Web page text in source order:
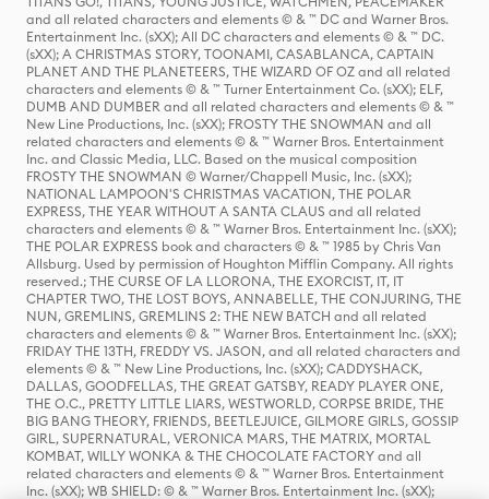
and all related characters and elements © & ™ DC and Warner Bros.
Entertainment Inc. (sXX); All DC characters and elements © & ™ DC.
(sXX); A CHRISTMAS STORY, TOONAMI, CASABLANCA, CAPTAIN
PLANET AND THE PLANETEERS, THE WIZARD OF OZ and all related
characters and elements © & ™ Turner Entertainment Co. (sXX); ELF,
DUMB AND DUMBER and all related characters and elements © & ™
New Line Productions, Inc. (sXX); FROSTY THE SNOWMAN and all
related characters and elements © & ™ Warner Bros. Entertainment
Inc. and Classic Media, LLC. Based on the musical composition
FROSTY THE SNOWMAN © Warner/Chappell Music, Inc. (sXX);
NATIONAL LAMPOON'S CHRISTMAS VACATION, THE POLAR
EXPRESS, THE YEAR WITHOUT A SANTA CLAUS and all related
characters and elements © & ™ Warner Bros. Entertainment Inc. (sXX);
THE POLAR EXPRESS book and characters © & ™ 1985 by Chris Van
Allsburg. Used by permission of Houghton Mifflin Company. All rights
reserved.; THE CURSE OF LA LLORONA, THE EXORCIST, IT, IT
CHAPTER TWO, THE LOST BOYS, ANNABELLE, THE CONJURING, THE
NUN, GREMLINS, GREMLINS 2: THE NEW BATCH and all related
characters and elements © & ™ Warner Bros. Entertainment Inc. (sXX);
FRIDAY THE 13TH, FREDDY VS. JASON, and all related characters and
elements © & ™ New Line Productions, Inc. (sXX); CADDYSHACK,
DALLAS, GOODFELLAS, THE GREAT GATSBY, READY PLAYER ONE,
THE O.C., PRETTY LITTLE LIARS, WESTWORLD, CORPSE BRIDE, THE
BIG BANG THEORY, FRIENDS, BEETLEJUICE, GILMORE GIRLS, GOSSIP
GIRL, SUPERNATURAL, VERONICA MARS, THE MATRIX, MORTAL
KOMBAT, WILLY WONKA & THE CHOCOLATE FACTORY and all
related characters and elements © & ™ Warner Bros. Entertainment
Inc. (sXX); WB SHIELD: © & ™ Warner Bros. Entertainment Inc. (sXX);